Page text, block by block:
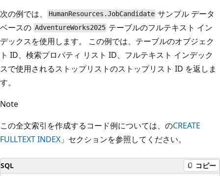
次の例では、 HumanResources.JobCandidate サンプル データ
ベースの AdventureWorks2025 テーブルのフルテキスト イン
デックスを使用します。 この例では、テーブルのオブジェク
ト ID、検索プロパティ リスト ID、フルテキスト インデック
スで使用されるストップリストのストップリスト ID を返しま
す。
Note
この全文索引を作成するコード例については、 のCREATE
FULLTEXT INDEX 」セクションを参照してください。
SQL コピー